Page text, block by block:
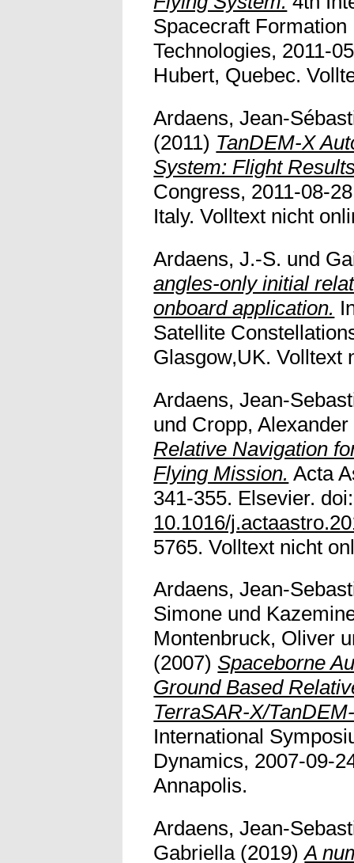
Spacecraft
Technologies, 2011-
Hubert, Quebec.
Ardaens, Jean-
(2011) TanDEM-X
System: Flight
Congress, 2011-08-
Italy. Volltext nicht
Ardaens, J.-S. und
angles-only initial
onboard application.
Satellite
Glasgow,UK. Volltext
Ardaens, Jean-
und Cropp, Alexander
Relative Navigation
Flying Mission. Acta
341-355. Elsevier. doi:
10.1016/
5765. Volltext nicht
Ardaens, Jean-
Simone und
Montenbruck, Oliver
(2007)Spaceborne
Ground Based
TerraSAR-X/
International
Dynamics, 2007-09-
Annapolis.
Ardaens, Jean-
Gabriella(2019)A